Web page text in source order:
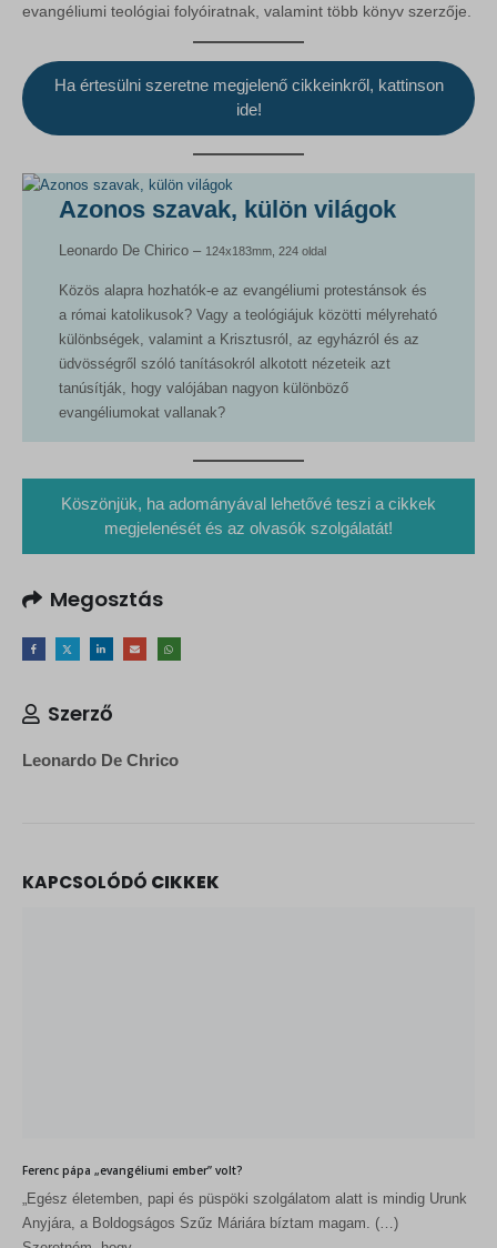
evangéliumi teológiai folyóiratnak, valamint több könyv szerzője.
Ha értesülni szeretne megjelenő cikkeinkről, kattinson
ide!
Azonos szavak, külön világok
Leonardo De Chirico – 124x183mm, 224 oldal
Közös alapra hozhatók-e az evangéliumi protestánsok és
a római katolikusok? Vagy a teológiájuk közötti mélyreható
különbségek, valamint a Krisztusról, az egyházról és az
üdvösségről szóló tanításokról alkotott nézeteik azt
tanúsítják, hogy valójában nagyon különböző
evangéliumokat vallanak?
Köszönjük, ha adományával lehetővé teszi a cikkek
megjelenését és az olvasók szolgálatát!
Megosztás
Szerző
Leonardo De Chrico
KAPCSOLÓDÓ CIKKEK
woocommerce_cart_hash
woocommerce_items_in_cart
woocommerce_recently_viewed
wp_lang
_ga_*
sbjs_current
sbjs_current_add
sbjs_first
sbjs_first_add
sbjs_migrations
sbjs_session
sbjs_udata
tk_ai
Egyéb szolgáltatások
vagy amelyeket nem kategorizáltak.
Részletek megjelenítése
MicrosoftApplicationsTelemetryFirstLaunchTime
wp-*